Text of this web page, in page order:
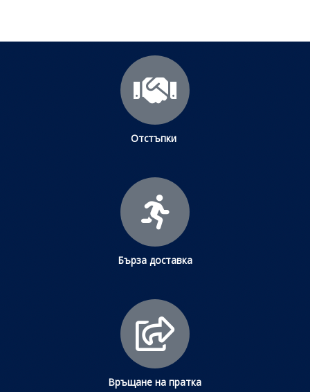
Отстъпки
Бърза доставка
Връщане на пратка